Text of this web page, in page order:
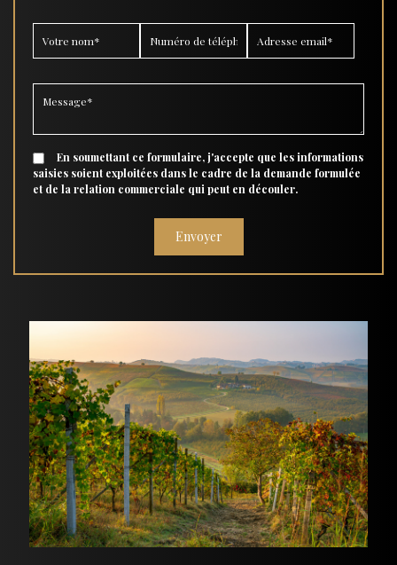
En soumettant ce formulaire, j'accepte que les informations
saisies soient exploitées dans le cadre de la demande formulée
et de la relation commerciale qui peut en découler.